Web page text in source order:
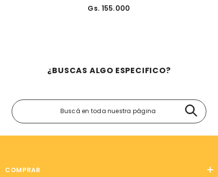
Gs. 155.000
¿BUSCAS ALGO ESPECIFICO?
COMPRAR